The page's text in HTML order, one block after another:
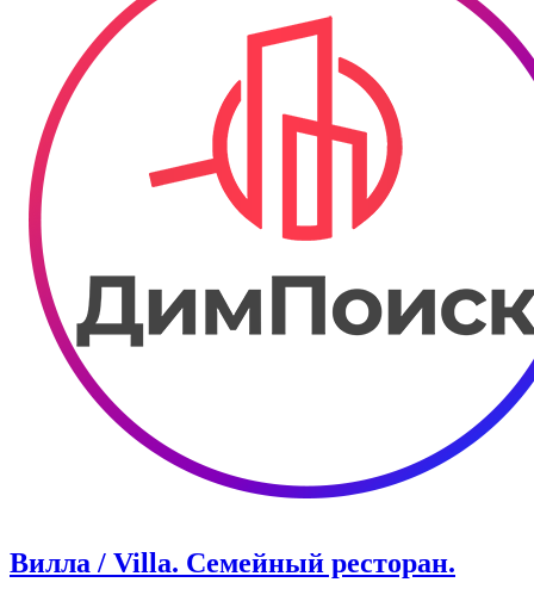
Вилла / Villa. Семейный ресторан.